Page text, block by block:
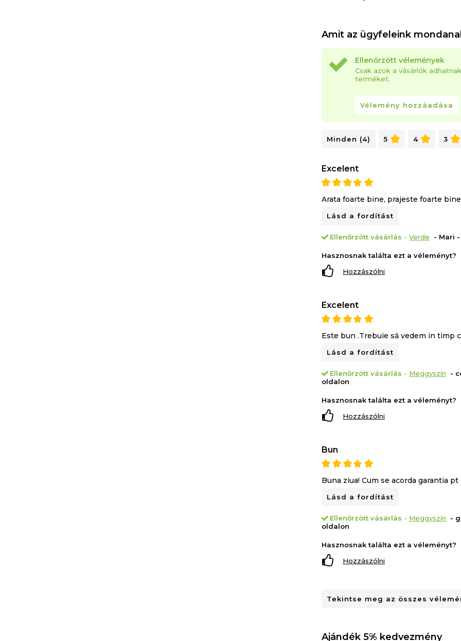
Amit az ügyfeleink
Ellenőrzött vélemények
Csak azok a vásárlók
terméket.
Vélemény hozzáadása
Minden (4) 5 4 3
Excelent
Arata foarte bine, prajeste foarte
Lásd a fordítást
Ellenőrzött vásárlás -Verde - Mari
Hasznosnak találta ezt a véleményt?
Hozzászólni
Excelent
Este bun .Trebuie să vedem in timp
Lásd a fordítást
Ellenőrzött vásárlás - Meggyszín
-
oldalon
Hasznosnak találta ezt a véleményt?
Hozzászólni
Bun
Buna ziua! Cum se acorda garantia
Lásd a fordítást
Ellenőrzött vásárlás - Meggyszín
-
oldalon
Hasznosnak találta ezt a véleményt?
Hozzászólni
Tekintse meg az összes
Ajándék 5% kedvezmény